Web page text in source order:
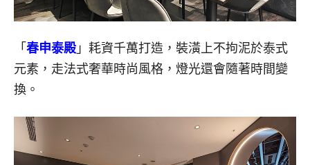
「 春申泰殿 」耗資千萬打造，裝潢上不拘泥於泰式
元素，走法式奢華時尚風格，燈光還會隨著時間變
換。